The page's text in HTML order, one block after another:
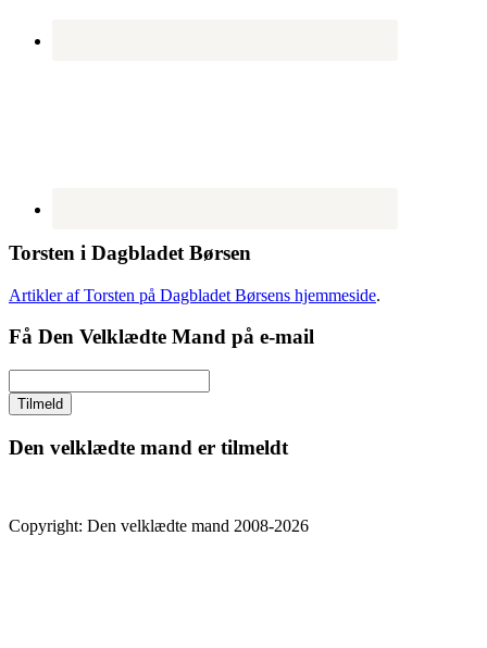
Torsten i Dagbladet Børsen
Artikler af Torsten på Dagbladet Børsens hjemmeside.
Få Den Velklædte Mand på e-mail
Den velklædte mand er tilmeldt
Copyright: Den velklædte mand 2008-2026